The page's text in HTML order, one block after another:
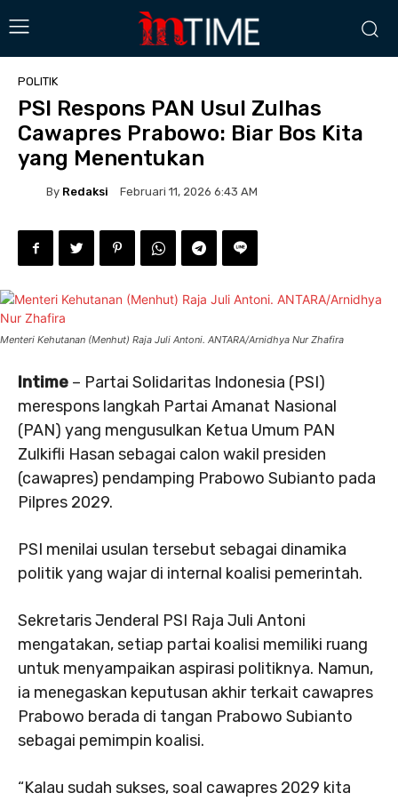
POLITIK
PSI Respons PAN Usul Zulhas
Cawapres Prabowo: Biar Bos Kita
yang Menentukan
By Redaksi Februari 11, 2026 6:43 AM
Menteri Kehutanan (Menhut) Raja Juli Antoni. ANTARA/Arnidhya Nur Zhafira
Intime – Partai Solidaritas Indonesia (PSI)
merespons langkah Partai Amanat Nasional
(PAN) yang mengusulkan Ketua Umum PAN
Zulkifli Hasan sebagai calon wakil presiden
(cawapres) pendamping Prabowo Subianto pada
Pilpres 2029.
PSI menilai usulan tersebut sebagai dinamika
politik yang wajar di internal koalisi pemerintah.
Sekretaris Jenderal PSI Raja Juli Antoni
mengatakan, setiap partai koalisi memiliki ruang
untuk menyampaikan aspirasi politiknya. Namun,
ia menegaskan keputusan akhir terkait cawapres
Prabowo berada di tangan Prabowo Subianto
sebagai pemimpin koalisi.
“Kalau sudah sukses, soal cawapres 2029 kita